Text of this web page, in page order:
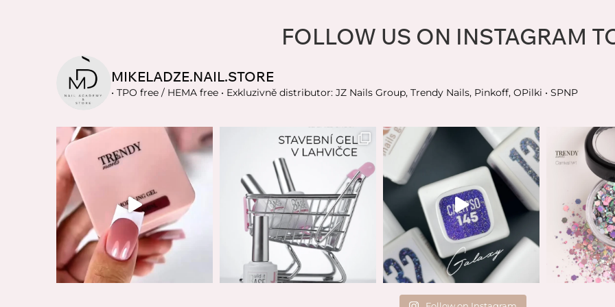
FOLLOW US ON INSTAGRAM
MIKELADZE.NAIL.STORE
• TPO free / HEMA free • Exkluzivně distributor: JZ Nails Group, Trendy Nails, Pinkoff, OPilki • SPNP